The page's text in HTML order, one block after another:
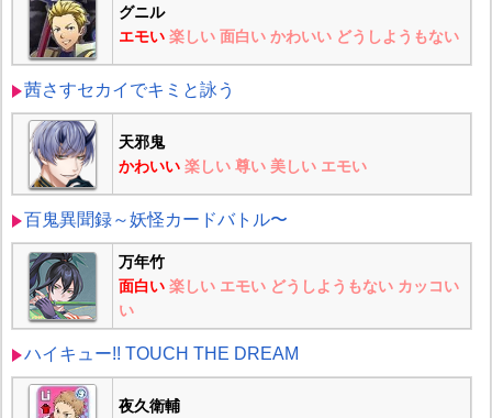
グニル
エモい 楽しい 面白い かわいい どうしようもない
茜さすセカイでキミと詠う
天邪鬼
かわいい 楽しい 尊い 美しい エモい
百鬼異聞録～妖怪カードバトル〜
万年竹
面白い 楽しい エモい どうしようもない カッコい
い
ハイキュー!! TOUCH THE DREAM
夜久衛輔